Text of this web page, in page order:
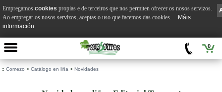
0
:: Comezo > Catálogo en liña > Novidades
Empregamos cookies propias e de terceiros que nos permiten ofrecer os nosos servizos.
Ao empregar os nosos servizos, aceptas o uso que facemos das cookies.
Máis
información